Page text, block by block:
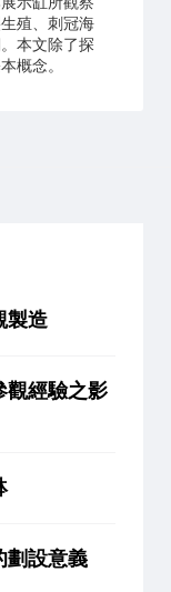
殖、刺冠海
本文除了探
概念。
製造
觀經驗之影
劃設意義